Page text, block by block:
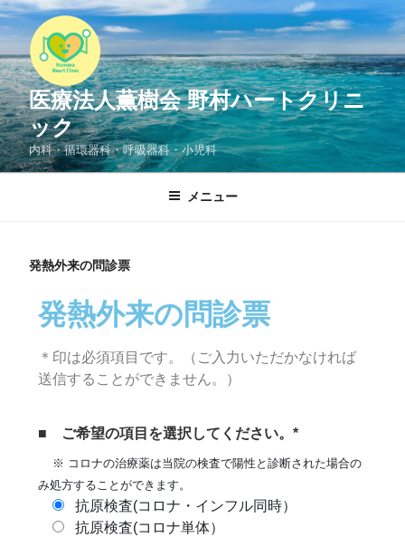
医療法人薫樹会 野村ハートクリニ
ック
内科・循環器科・呼吸器科・小児科
メニュー
発熱外来の問診票
発熱外来の問診票
＊印は必須項目です。（ご入力いただかなければ
送信することができません。）
■ ご希望の項目を選択してください。*
※ コロナの治療薬は当院の検査で陽性と診断された場合の
み処方することができます。
抗原検査(コロナ・インフル同時）
抗原検査(コロナ単体）